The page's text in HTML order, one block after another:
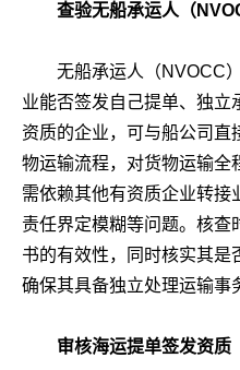
查验无船承运人（
无船承运人（NVOCC）
业能否签发自己提单、独立
资质的企业，可与船公司直
物运输流程，对货物运输全
需依赖其他有资质企业转接
责任界定模糊等问题。核查
书的有效性，同时核实其是
确保其具备独立处理运输事
审核海运提单签发资质